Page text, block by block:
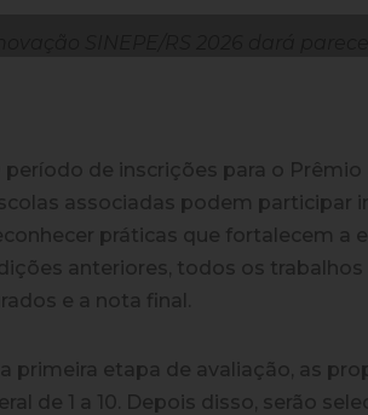
período de inscrições para o Prêmio
associadas podem participar
práticas que fortalecem a
anteriores, todos os
e a nota final.
primeira etapa de avaliação, as
de 1 a 10. Depois disso, serão